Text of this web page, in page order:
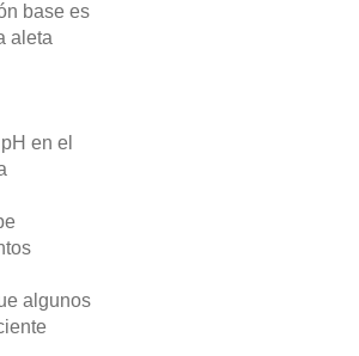
base es
aleta
en el
algunos